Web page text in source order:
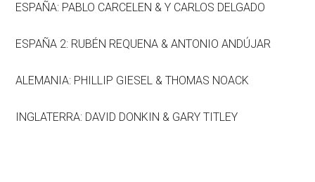
ESPAÑA: PABLO CARCELEN & Y CARLOS DELGADO
ESPAÑA 2: RUBÉN REQUENA & ANTONIO ANDÚJAR
ALEMANIA: PHILLIP GIESEL & THOMAS NOACK
INGLATERRA: DAVID DONKIN & GARY TITLEY